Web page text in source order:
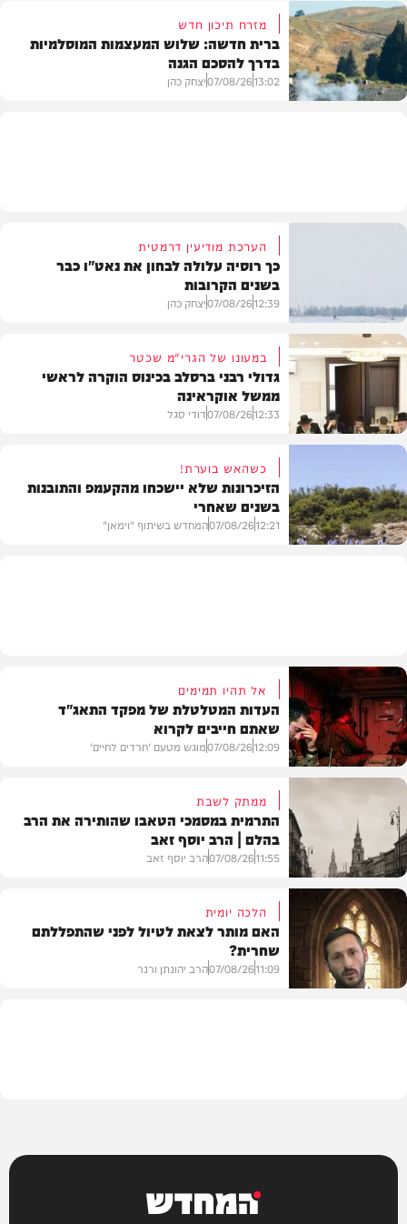
מזג האוויר
מזרח תיכון חדש
ברית חדשה: שלוש המעצמות המוסלמיות
בדרך להסכם הגנה
13:02
07/08/26יצחק כהן
הערכת מודיעין דרמטית
כך רוסיה עלולה לבחון את נאט"ו כבר
בשנים הקרובות
12:39
07/08/26יצחק כהן
חרדים
במעונו של הגרי"מ שכטר
גדולי רבני ברסלב בכינוס הוקרה לראשי
ממשל אוקראינה
12:33
07/08/26דודי סגל
כשהאש בוערת!
הזיכרונות שלא יישכחו מהקעמפ והתובנות
בשנים שאחרי
12:21
07/08/26המחדש בשיתוף "וימאן"
דעות
אל תהיו תמימים
העדות המטלטלת של מפקד התאג"ד
שאתם חייבים לקרוא
12:09
07/08/26מוגש מטעם 'חרדים לחיים'
בית המדרש
ממתק לשבת
התרמית במסמכי הטאבו שהותירה את הרב
בהלם | הרב יוסף זאב
11:55
07/08/26הרב יוסף זאב
הלכה יומית
האם מותר לצאת לטיול לפני שהתפללתם
שחרית?
11:09
07/08/26הרב יהונתן ורנר
המחדש